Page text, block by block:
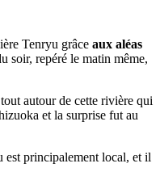
Tenryu grâce aux aléas
soir, repéré le matin même,
autour de cette rivière qui
et la surprise fut au
principalement local, et il